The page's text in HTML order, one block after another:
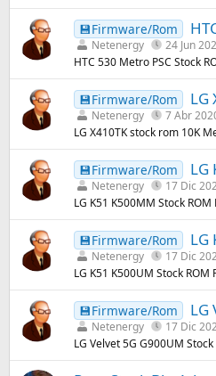
💾Firmware/Rom
Netenergy 24 Jun
HTC 530 Metro PSC Stock
💾Firmware/Rom LG
Netenergy 7 Abr
LG X410TK stock rom 10K
💾Firmware/Rom LG
Netenergy 17 Dic
LG K51 K500MM Stock
💾Firmware/Rom LG
Netenergy 17 Dic
LG K51 K500UM Stock
💾Firmware/Rom LG
Netenergy 17 Dic
LG Velvet 5G G900UM Stock